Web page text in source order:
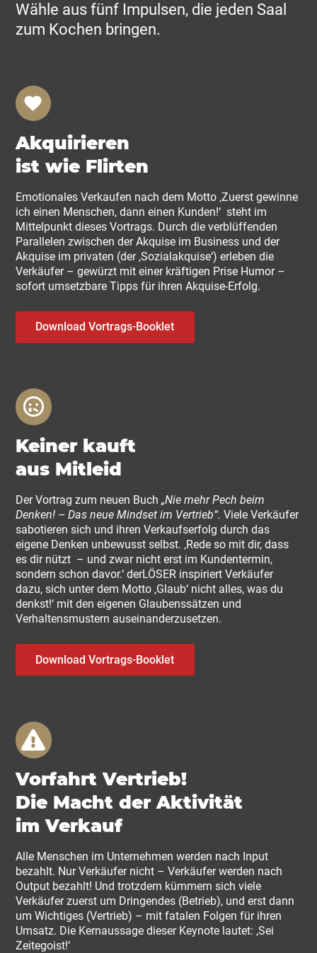
Wähle aus fünf Impulsen, die jeden Saal
zum Kochen bringen.
Akquirieren
ist wie Flirten
Emotionales Verkaufen nach dem Motto ‚Zuerst gewinne
ich einen Menschen, dann einen Kunden!‘ steht im
Mittelpunkt dieses Vortrags. Durch die verblüffenden
Parallelen zwischen der Akquise im Business und der
Akquise im privaten (der ‚Sozialakquise‘) erleben die
Verkäufer – gewürzt mit einer kräftigen Prise Humor –
sofort umsetzbare Tipps für ihren Akquise-Erfolg.
Download Vortrags-Booklet
Keiner kauft
aus Mitleid
Der Vortrag zum neuen Buch „Nie mehr Pech beim
Denken! – Das neue Mindset im Vertrieb“. Viele Verkäufer
sabotieren sich und ihren Verkaufserfolg durch das
eigene Denken unbewusst selbst. ‚Rede so mit dir, dass
es dir nützt – und zwar nicht erst im Kundentermin,
sondern schon davor.‘ derLÖSER inspiriert Verkäufer
dazu, sich unter dem Motto ‚Glaub‘ nicht alles, was du
denkst!‘ mit den eigenen Glaubenssätzen und
Verhaltensmustern auseinanderzusetzen.
Download Vortrags-Booklet
Vorfahrt Vertrieb!
Die Macht der Aktivität
im Verkauf
Alle Menschen im Unternehmen werden nach Input
bezahlt. Nur Verkäufer nicht – Verkäufer werden nach
Output bezahlt! Und trotzdem kümmern sich viele
Verkäufer zuerst um Dringendes (Betrieb), und erst dann
um Wichtiges (Vertrieb) – mit fatalen Folgen für ihren
Umsatz. Die Kernaussage dieser Keynote lautet: ‚Sei
Zeitegoist!‘